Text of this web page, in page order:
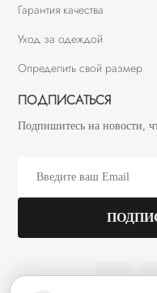
Гарантия качества
Уход за одеждой
Определить свой размер
ПОДПИСАТЬСЯ
Подпишитесь на новости,